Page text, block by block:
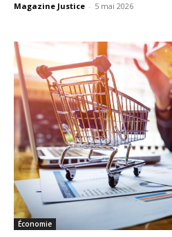
Magazine Justice - 5 mai 2026
Économie